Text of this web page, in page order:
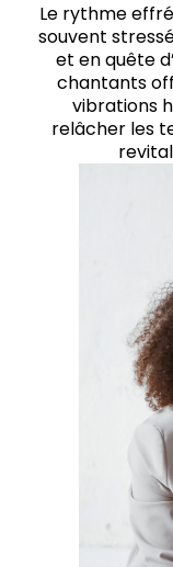
Le rythme
souvent
et en quête
chantants
vibrations
relâcher les